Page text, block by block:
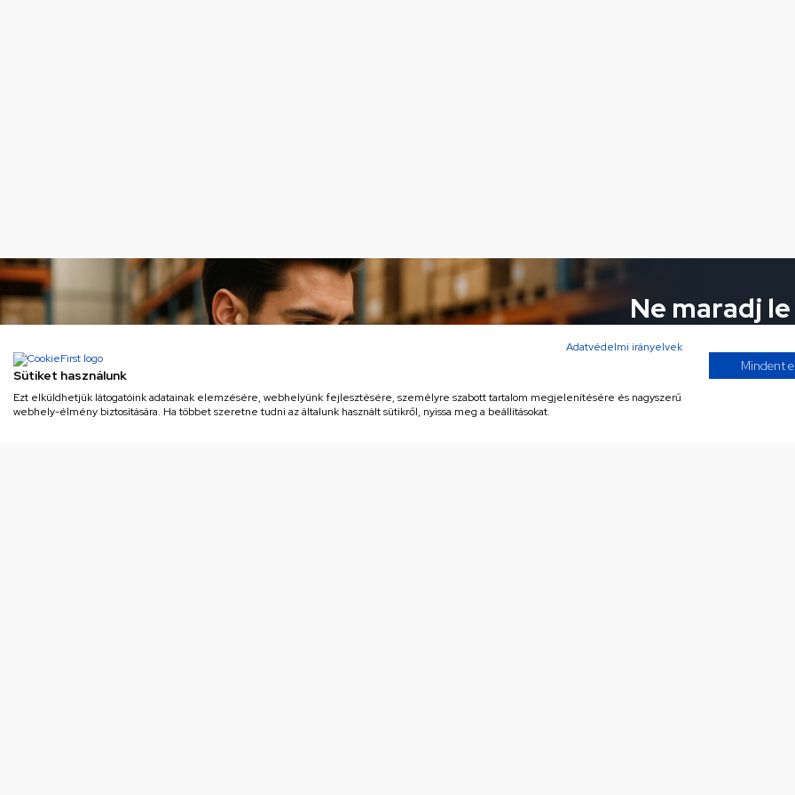
Adatvédelmi irányelvek
Sütiket használunk
Ezt elküldhetjük látogatóink adatainak elemzésére, webhelyünk fejlesztésére, személyre szabott tartalom megjelenítésére és nagyszerű
webhely-élmény biztosítására. Ha többet szeretne tudni az általunk használt sütikről, nyissa meg a beállításokat.
Mindent
Ne maradj
ajánlatokról!
Iratkozz fel